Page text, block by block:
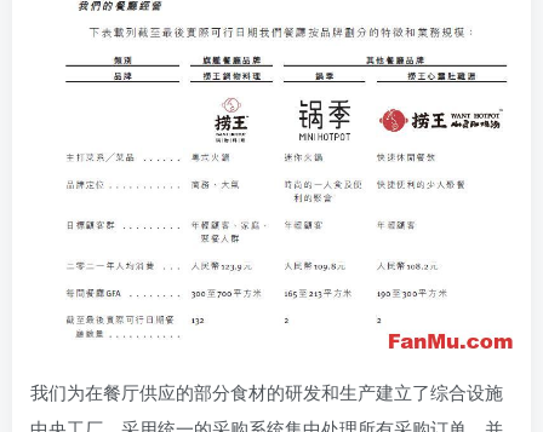
我们为在餐厅供应的部分食材的研发和生产建立了综合设施